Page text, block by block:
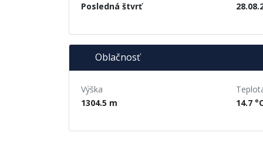
Posledná štvrť
Oblačnosť
Výška
1304.5 m
14.7